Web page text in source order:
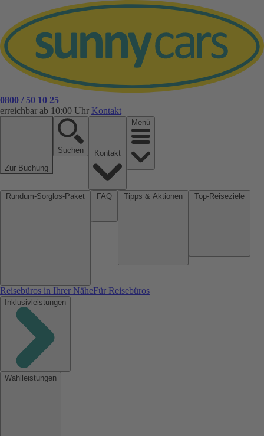
0800 / 50 10 25
erreichbar ab 10:00 Uhr Kontakt
Zur Buchung
Suchen
Menü
Reisebüros in Ihrer NäheFür Reisebüros
Inklusivleistungen
Wahlleistungen